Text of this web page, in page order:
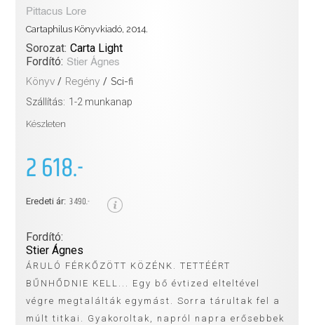
Pittacus Lore
Cartaphilus Könyvkiadó, 2014.
Sorozat: Carta Light
Fordító: Stier Ágnes
Könyv / Regény / Sci-fi
Szállítás: 1-2 munkanap
Készleten
2 618.-
Eredeti ár: 3 490.-
Fordító:
Stier Ágnes
ÁRULÓ FÉRKŐZÖTT KÖZÉNK. TETTÉÉRT
BŰNHŐDNIE KELL... Egy bő évtized elteltével
végre megtalálták egymást. Sorra tárultak fel a
múlt titkai. Gyakoroltak, napról napra erősebbek